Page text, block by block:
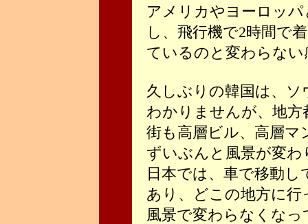
アメリカやヨーロッ
し、飛行機で2時間で
ているのと変わらない
久しぶりの韓国は、
わかりませんが、地
街も高層ビル、高層マ
ずいぶんと風景が変わ
日本では、車で移動
あり、どこの地方に
風景で変わらなくな